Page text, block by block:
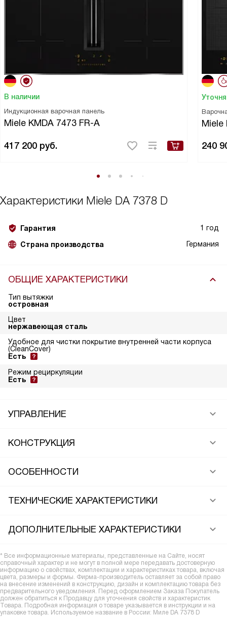
В наличии
Индукционная варочная панель
Miele KMDA 7473 FR-A
417 200 руб.
Miele
240
Характеристики Miele DA 7378 D
Гарантия 1 год
Страна производства Германия
ОБЩИЕ ХАРАКТЕРИСТИКИ
Тип вытяжки
островная
Цвет
нержавеющая сталь
Удобное для чистки покрытие внутренней части корпуса
(CleanCover)
Есть
Режим рециркуляции
Есть
УПРАВЛЕНИЕ
КОНСТРУКЦИЯ
ОСОБЕННОСТИ
ТЕХНИЧЕСКИЕ ХАРАКТЕРИСТИКИ
ДОПОЛНИТЕЛЬНЫЕ ХАРАКТЕРИСТИКИ
* Все информационные материалы, представленные на Сайте, носят
справочный характер и не могут в полной мере передавать достоверную
информацию о свойствах, комплектации и характеристиках товара, включая
цвета, размеры и формы. Фирма-производитель оставляет за собой право
на внесение изменений в конструкцию, дизайн и комплектацию товара без
предварительного уведомления. Перед оформлением Заказа Покупатель
должен обратиться к Продавцу для уточнения свойств и характеристик
Товара. Подробная информация о товаре указывается в инструкции и на
упаковке товара. Используемое название в России: Миле DA 7378 D